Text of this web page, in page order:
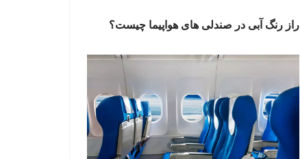
راز رنگ آبی در صندلی های هواپیما چیست؟